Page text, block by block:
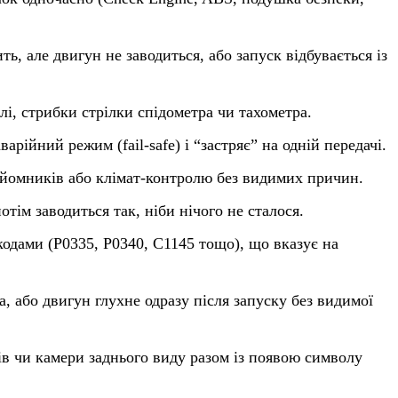
але двигун не заводиться, або запуск відбувається із
стрибки стрілки спідометра чи тахометра.
режим (fail-safe) і “застряє” на одній передачі.
або клімат-контролю без видимих причин.
заводиться так, ніби нічого не сталося.
(P0335, P0340, C1145 тощо), що вказує на
або двигун глухне одразу після запуску без видимої
чи камери заднього виду разом із появою символу